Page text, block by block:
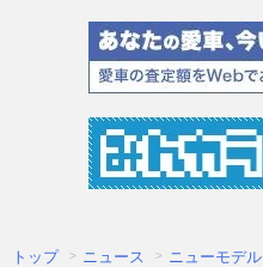
トップ ニュース ニューモデル